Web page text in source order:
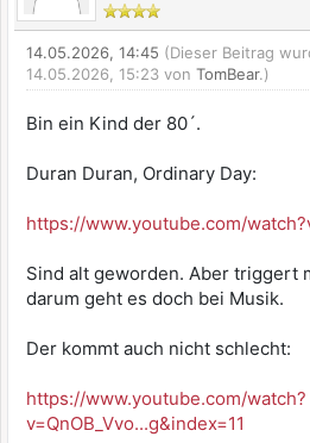
14.05.2026, 14:45 (Dieser Beitrag
14.05.2026, 15:23 von TomBear.)
Bin ein Kind der 80´.
Duran Duran, Ordinary Day:
https://www.youtube.com/
Sind alt geworden. Aber triggert
darum geht es doch bei Musik.
Der kommt auch nicht schlecht:
https://www.youtube.com/watch?
v=QnOB_Vvo...g&index=11